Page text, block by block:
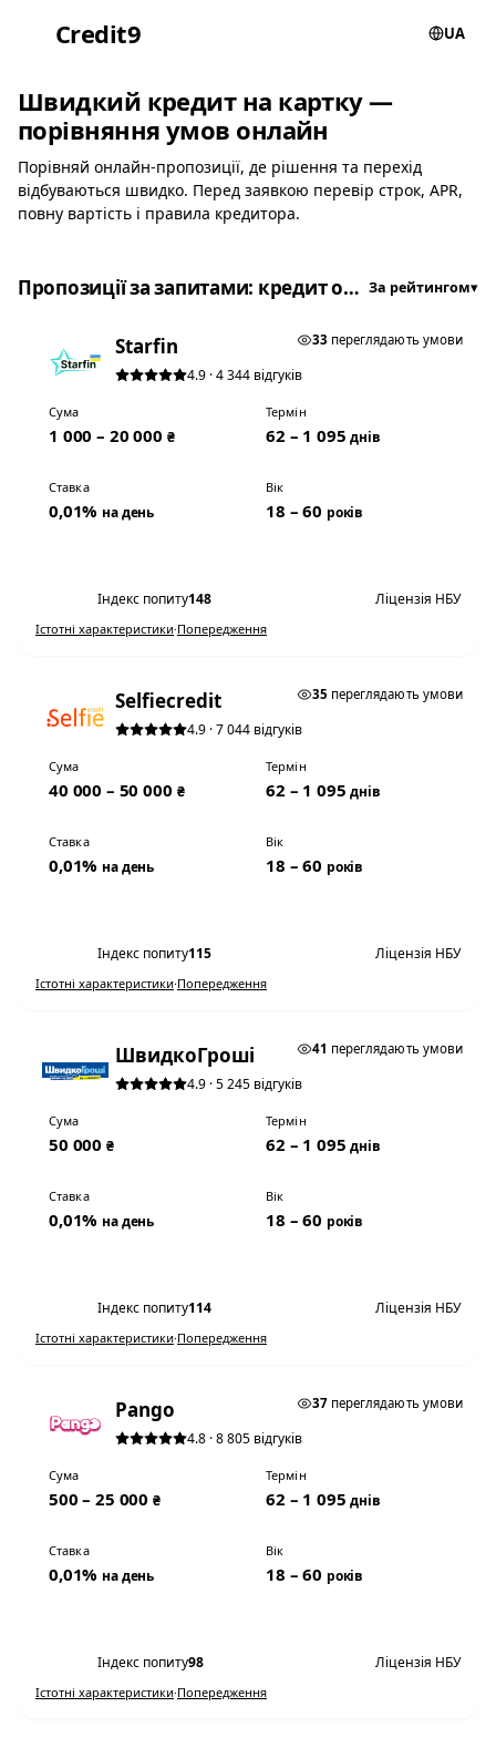
Credit9 UA
Швидкий кредит на картку —
порівняння умов онлайн
Порівняй онлайн-пропозиції, де рішення та перехід
відбуваються швидко. Перед заявкою перевір строк, APR,
повну вартість і правила кредитора.
Пропозиції за запитами: кредит онлайн, мікрозайм онлайн, позика на картку За рейтингом▾
33 переглядають умови
Starfin
4.9 · 4 344 відгуків
Сума
1 000 – 20 000 ₴
Термін
62 – 1 095днів
Ставка
0,01% на день
Вік
18 – 60 років
Індекс попиту148 Ліцензія НБУ
Істотні характеристики·Попередження
35 переглядають умови
Selfiecredit
4.9 · 7 044 відгуків
Сума
40 000 – 50 000 ₴
Термін
62 – 1 095днів
Ставка
0,01% на день
Вік
18 – 60 років
Індекс попиту115 Ліцензія НБУ
Істотні характеристики·Попередження
41 переглядають умови
ШвидкоГроші
4.9 · 5 245 відгуків
Сума
50 000 ₴
Термін
62 – 1 095днів
Ставка
0,01% на день
Вік
18 – 60 років
Індекс попиту114 Ліцензія НБУ
Істотні характеристики·Попередження
37переглядають умови
Pango
4.8 · 8 805 відгуків
Сума
500 – 25 000₴
Термін
62 – 1 095днів
Ставка
0,01% на день
Вік
18 – 60 років
Індекс попиту98 Ліцензія НБУ
Істотні характеристики·Попередження